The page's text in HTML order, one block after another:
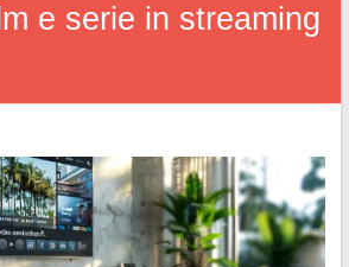
e serie in streaming